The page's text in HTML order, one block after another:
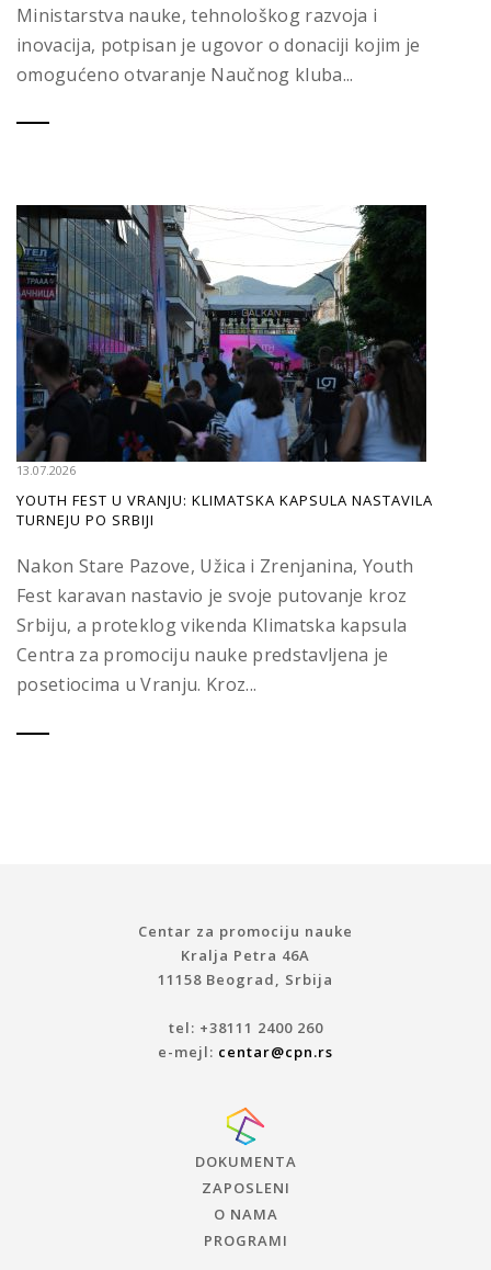
Ministarstva nauke, tehnološkog razvoja i
inovacija, potpisan je ugovor o donaciji kojim je
omogućeno otvaranje Naučnog kluba...
13.07.2026
YOUTH FEST U VRANJU: KLIMATSKA KAPSULA NASTAVILA
TURNEJU PO SRBIJI
Nakon Stare Pazove, Užica i Zrenjanina, Youth
Fest karavan nastavio je svoje putovanje kroz
Srbiju, a proteklog vikenda Klimatska kapsula
Centra za promociju nauke predstavljena je
posetiocima u Vranju. Kroz...
Centar za promociju nauke
Kralja Petra 46A
11158 Beograd, Srbija
tel: +38111 2400 260
e-mejl: centar@cpn.rs
DOKUMENTA
ZAPOSLENI
O NAMA
PROGRAMI